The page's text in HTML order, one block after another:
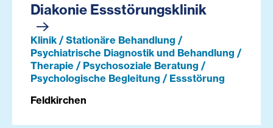
Diakonie Essstörungsklinik
Klinik / Stationäre Behandlung /
Psychiatrische Diagnostik und Behandlung /
Therapie / Psychosoziale Beratung /
Psychologische Begleitung / Essstörung
Feldkirchen